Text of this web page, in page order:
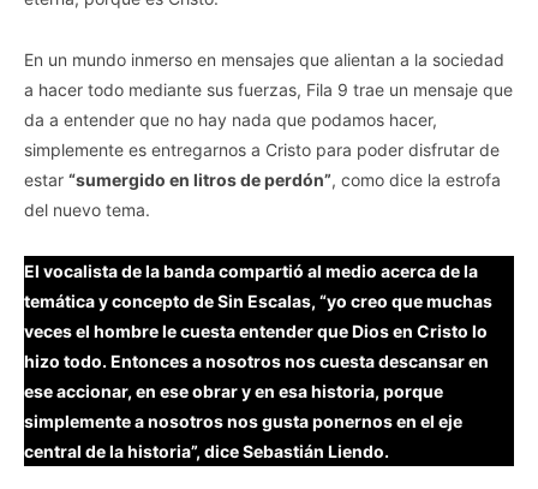
En un mundo inmerso en mensajes que alientan a la sociedad
a hacer todo mediante sus fuerzas, Fila 9 trae un mensaje que
da a entender que no hay nada que podamos hacer,
simplemente es entregarnos a Cristo para poder disfrutar de
estar “sumergido en litros de perdón”, como dice la estrofa
del nuevo tema.
El vocalista de la banda compartió al medio acerca de la
temática y concepto de Sin Escalas, “yo creo que muchas
veces el hombre le cuesta entender que Dios en Cristo lo
hizo todo. Entonces a nosotros nos cuesta descansar en
ese accionar, en ese obrar y en esa historia, porque
simplemente a nosotros nos gusta ponernos en el eje
central de la historia”, dice Sebastián Liendo.